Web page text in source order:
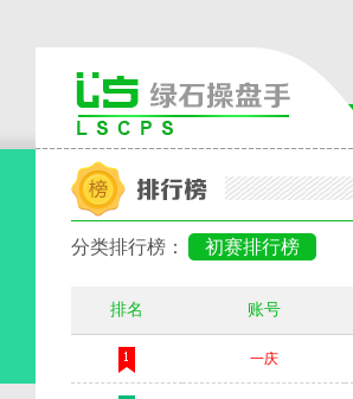
分类排行榜： 初赛排行榜
排名 账号
一庆